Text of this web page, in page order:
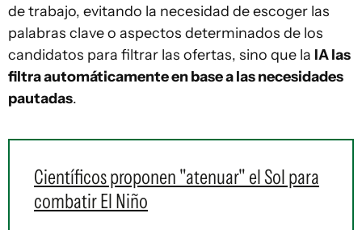
de trabajo, evitando la necesidad de escoger las
palabras clave o aspectos determinados de los
candidatos para filtrar las ofertas, sino que la IA las
filtra automáticamente en base a las necesidades
pautadas.
Científicos proponen "atenuar" el Sol para
combatir El Niño